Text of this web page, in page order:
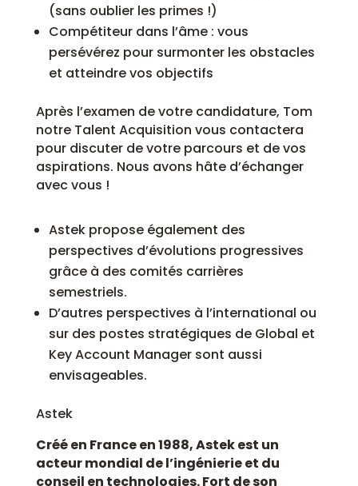
(sans oublier les primes !)
Compétiteur dans l’âme : vous
persévérez pour surmonter les obstacles
et atteindre vos objectifs
Après l’examen de votre candidature, Tom
notre Talent Acquisition vous contactera
pour discuter de votre parcours et de vos
aspirations. Nous avons hâte d’échanger
avec vous !
Astek propose également des
perspectives d’évolutions progressives
grâce à des comités carrières
semestriels.
D’autres perspectives à l’international ou
sur des postes stratégiques de Global et
Key Account Manager sont aussi
envisageables.
Astek
Créé en France en 1988, Astek est un
acteur mondial de l’ingénierie et du
conseil en technologies. Fort de son